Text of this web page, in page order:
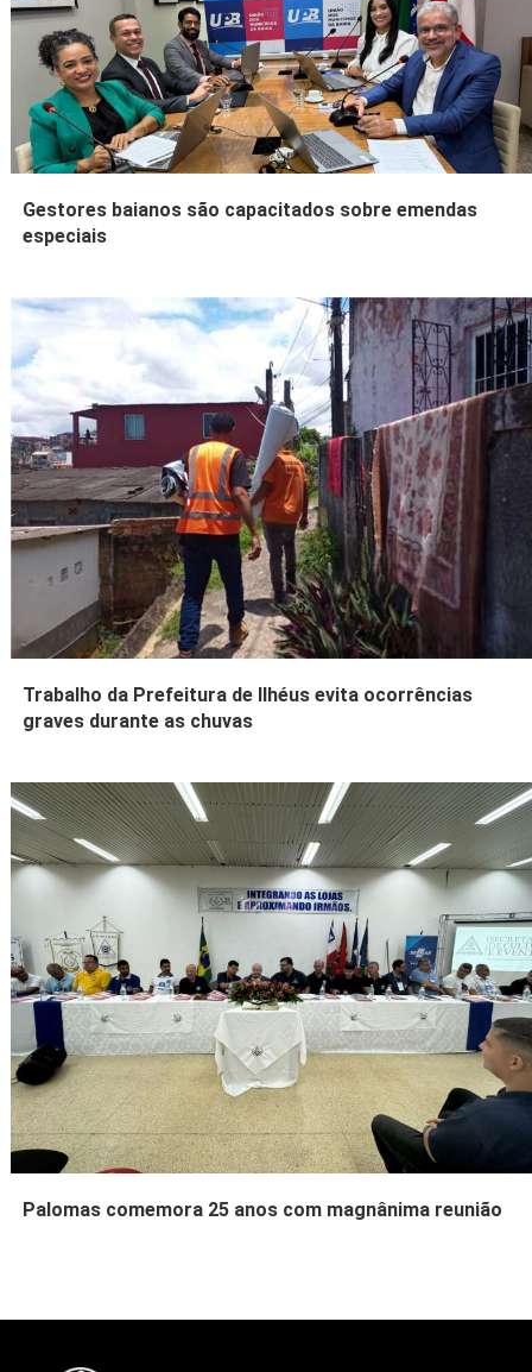
Gestores baianos são capacitados sobre emendas
especiais
Trabalho da Prefeitura de Ilhéus evita ocorrências
graves durante as chuvas
Palomas comemora 25 anos com magnânima reunião